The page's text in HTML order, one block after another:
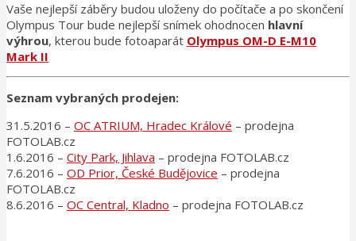
Vaše nejlepší záběry budou uloženy do počítače a po skončení
Olympus Tour bude nejlepší snímek ohodnocen hlavní
výhrou, kterou bude fotoaparát Olympus OM-D E-M10
Mark II
Seznam vybraných prodejen:
31.5.2016 – OC ATRIUM, Hradec Králové – prodejna
FOTOLAB.cz
1.6.2016 – City Park, Jihlava – prodejna FOTOLAB.cz
7.6.2016 – OD Prior, České Budějovice – prodejna
FOTOLAB.cz
8.6.2016 – OC Central, Kladno – prodejna FOTOLAB.cz